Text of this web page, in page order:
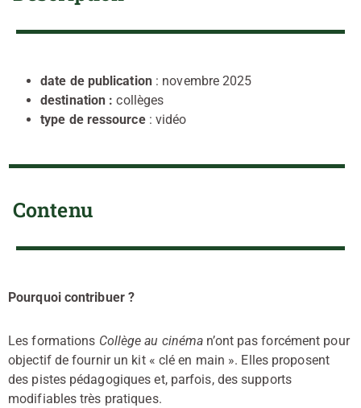
date de publication: novembre 2025
destination :collèges
type de ressource: vidéo
Contenu
Pourquoi contribuer ?
Les formations Collège au cinéma n’ont pas forcément pour
objectif de fournir un kit « clé en main ». Elles proposent
des pistes pédagogiques et, parfois, des supports
modifiables très pratiques.